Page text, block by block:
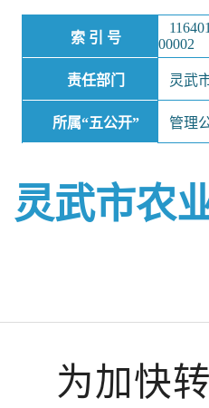
索 引 号
00002
责任部门 灵武
所属“五公开” 管理
灵武市农
为加快